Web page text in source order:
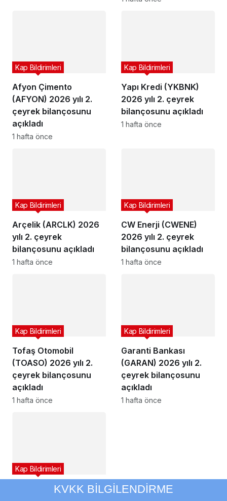
Afyon Çimento
(AFYON) 2026 yılı 2.
çeyrek bilançosunu
açıkladı
Kap Bildirimleri
1 hafta önce
Yapı Kredi (YKBNK)
2026 yılı 2. çeyrek
bilançosunu açıkladı
Kap Bildirimleri
1 hafta önce
Arçelik (ARCLK) 2026
yılı 2. çeyrek
bilançosunu açıkladı
Kap Bildirimleri
1 hafta önce
CW Enerji (CWENE)
2026 yılı 2. çeyrek
bilançosunu açıkladı
Kap Bildirimleri
1 hafta önce
Tofaş Otomobil
(TOASO) 2026 yılı 2.
çeyrek bilançosunu
açıkladı
Kap Bildirimleri
1 hafta önce
Garanti Bankası
(GARAN) 2026 yılı 2.
çeyrek bilançosunu
açıkladı
Kap Bildirimleri
1 hafta önce
YEO Teknoloji’den
Kap Bildirimleri
KVKK BİLGİLENDİRME